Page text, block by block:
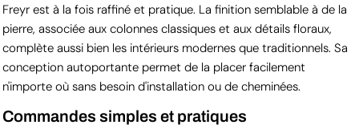
Freyr est à la fois raffiné et pratique. La finition semblable à de la
pierre, associée aux colonnes classiques et aux détails floraux,
complète aussi bien les intérieurs modernes que traditionnels. Sa
conception autoportante permet de la placer facilement
n'importe où sans besoin d'installation ou de cheminées.
Commandes simples et pratiques